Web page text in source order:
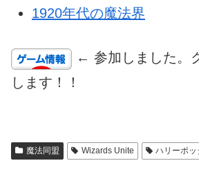
1920年代の魔法界
← 参加しました。
します！！
魔法同盟 Wizards Unite ハリーポッ